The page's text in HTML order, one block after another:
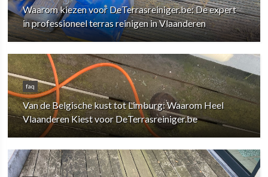
Waarom kiezen voor DeTerrasreiniger.be: De expert
in professioneel terras reinigen in Vlaanderen
faq
Van de Belgische kust tot Limburg: Waarom Heel
Vlaanderen Kiest voor DeTerrasreiniger.be